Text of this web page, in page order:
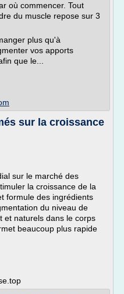
où commencer. Tout
du muscle repose sur 3
plus qu'à
vos apports
que le...
sur la croissance
sur le marché des
la croissance de la
formule des ingrédients
du niveau de
et naturels dans le corps
beaucoup plus rapide